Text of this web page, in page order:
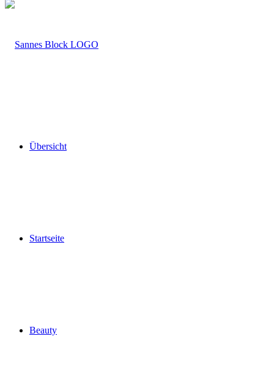
LOGO
Übersicht
Startseite
Beauty